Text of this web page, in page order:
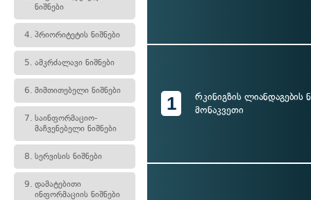
ნიშნები
4. პრიორიტეტის ნიშნები
5. ამკრძალავი ნიშნები
6. მიმთითებელი ნიშნები
7. საინფორმაციო-
მაჩვენებელი ნიშნები
8. სერვისის ნიშნები
9. დამატებითი
ინფორმაციის ნიშნები
1
რკინიგზის ლიანდაგების
მონაკვეთი